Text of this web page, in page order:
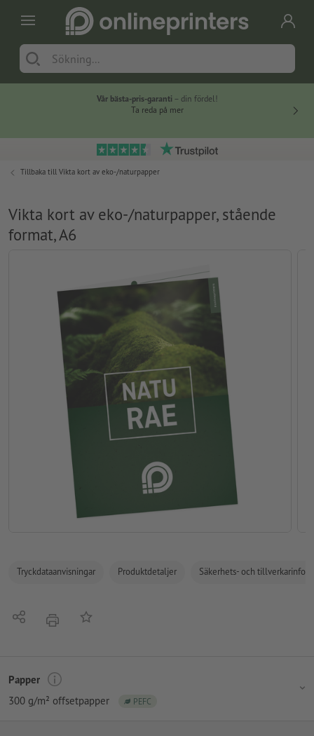
Vår bästa-pris-garanti – din fördel!
Ta reda på mer
Tillbaka till Vikta kort av eko-/naturpapper
Vikta kort av eko-/naturpapper, stående
format, A6
Tryckdataanvisningar Produktdetaljer Säkerhets- och
Dela erbjudandePå anteckningslistan
Papper
300 g/m² offsetpapper
PEFC